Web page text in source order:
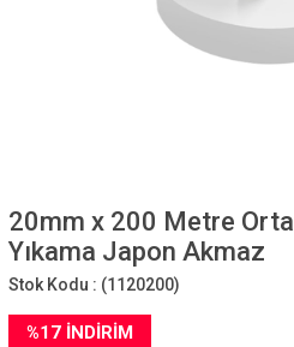
20mm x 200 Metre Orta
Yıkama Japon Akmaz
Stok Kodu : (1120200)
%17İNDIRIM